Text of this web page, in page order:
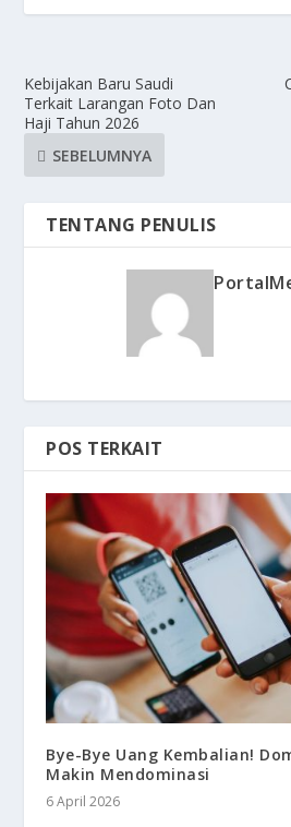
Kebijakan Baru Saudi
Terkait Larangan Foto Dan
Haji Tahun 2026
SEBELUMNYA
TENTANG PENULIS
POS TERKAIT
Bye-Bye Uang Kembalian!
Makin Mendominasi
6 April 2026